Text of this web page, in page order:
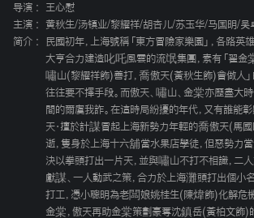
导演 :
王心慰
主演 :
黄秋生/汤镇业/黎耀祥/胡杏儿/苏玉华/马国明/吴
简介 :
民國初年，上海號稱「東方冒險家樂園」，各路英
大亨合力建造叱吒風雲的流氓集團，素有「翟
嘯山(黎耀祥飾)善打，喬傲天(黃秋生飾)會做人」
往往要不擇手段。而傲天、嘯山、金棠亦歷盡大
間的爾虞我詐。在這時局紛擾的年代，又有誰能
天‧擅於計謀冒起上海新勢力年輕的喬傲天(馬國
逝，隻身於上海十六舖當水果店學徒，但惡勢力當
決以拳頭打出一片天，並與嘯山不打不相識，二
獻謀、一人動武之策，合力於上海灘頭打出個小
打工，憑小聰明為老闆娘姚桂生(陳煒飾)化解危
金棠，傲天再助金棠策劃豪奪沈鎮岳(黃柏文飾)